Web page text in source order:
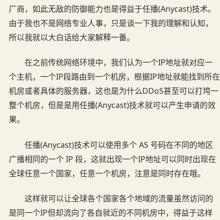
厂商，如此无敌的防御能力也是得益于任播(Anycast)技术。
由于我也不是网络专业人事，只是谈一下我的理解和认知，
所以我就以大白话给大家解释一番。
在之前传统网络环境中，我们认为一个IP地址就对应一
个主机，一个IP段路由到一个机房，根据IP地址就能找到所在
机房或者具体的服务器，这也是为什么DDoS甚至可以打垮一
整个机房，但是是用任播(Anycast)技术就可以产生申请的效
果。
任播(Anycast)技术可以使用多个 AS 号码在不同的地区
广播相同的一个 IP 段，这就出现一个IP地址可以同时出现在
全球任意一个国家，任意一个机房，注意是同时存在哦。
这样就可以让全球各个国家各个地域的流量虽然访问的
是同一个IP但却流向了各自就近的不同机房中，得益于这样